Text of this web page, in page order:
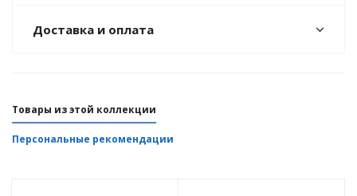
Доставка и оплата
Товары из этой коллекции
Персональные рекомендации